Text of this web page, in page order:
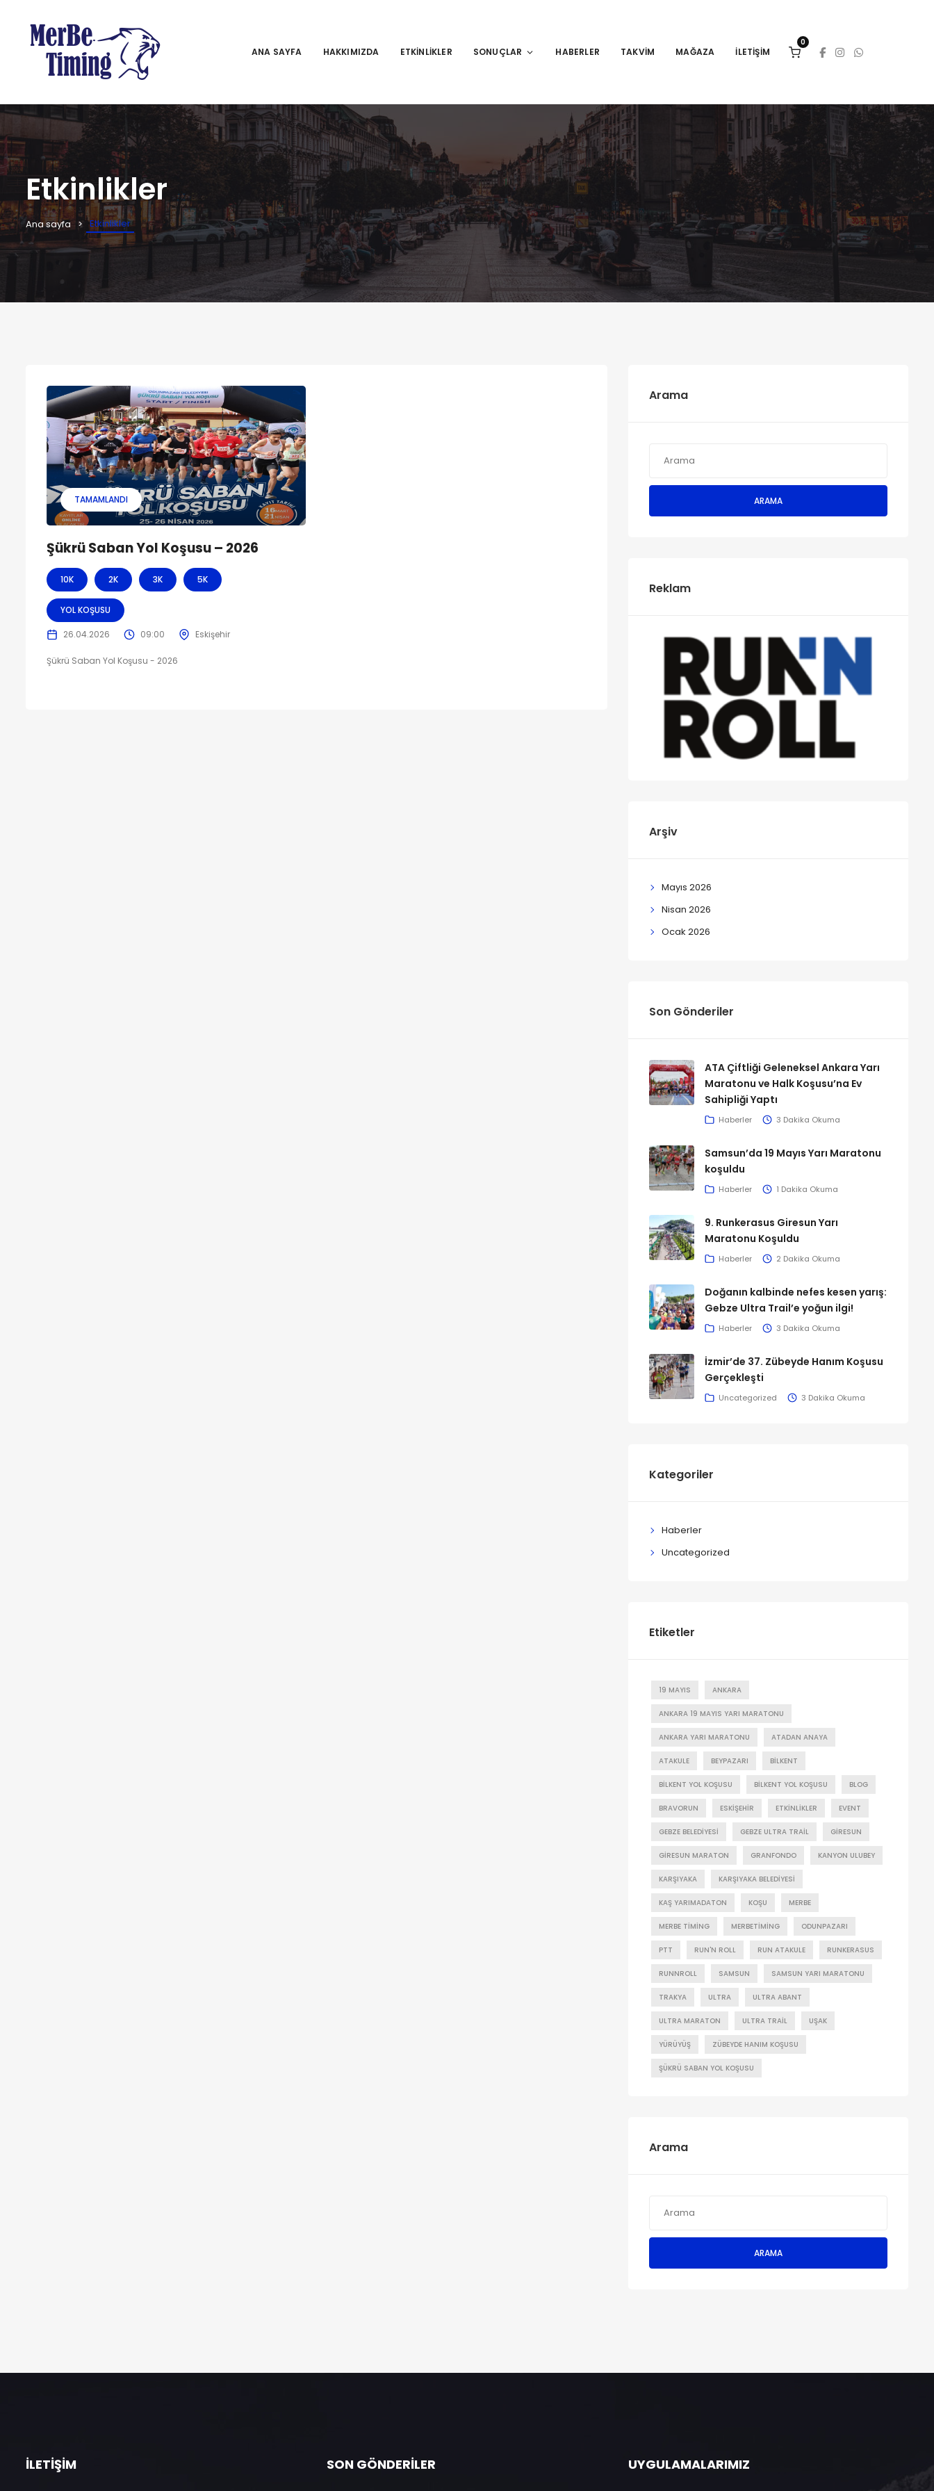
ANA SAYFA HAKKIMIZDA ETKINLIKLER SONUÇLAR HABERLER TAKVIM MAĞAZA İLETIŞIM
0
Etkinlikler
Ana sayfa Etkinlikler
TAMAMLANDI
Şükrü Saban Yol Koşusu – 2026
10K 2K 3K 5K
YOL KOŞUSU
26.04.2026 09:00 Eskişehir
Şükrü Saban Yol Koşusu - 2026
Arama
ARAMA
Reklam
Arşiv
Mayıs 2026
Nisan 2026
Ocak 2026
Son Gönderiler
ATA Çiftliği Geleneksel Ankara Yarı
Maratonu ve Halk Koşusu’na Ev
Sahipliği Yaptı
Haberler 3 Dakika Okuma
Samsun’da 19 Mayıs Yarı Maratonu
koşuldu
Haberler 1 Dakika Okuma
9. Runkerasus Giresun Yarı
Maratonu Koşuldu
Haberler 2 Dakika Okuma
Doğanın kalbinde nefes kesen yarış:
Gebze Ultra Trail’e yoğun ilgi!
Haberler 3 Dakika Okuma
İzmir’de 37. Zübeyde Hanım Koşusu
Gerçekleşti
Uncategorized 3 Dakika Okuma
Kategoriler
Haberler
Uncategorized
Etiketler
19 MAYIS ANKARA
ANKARA 19 MAYIS YARI MARATONU
ANKARA YARI MARATONU ATADAN ANAYA
ATAKULE BEYPAZARI BILKENT
BILKENT YOL KOŞUSU BILKENT YOL KOŞUSU BLOG
BRAVORUN ESKIŞEHIR ETKINLIKLER EVENT
GEBZE BELEDIYESI GEBZE ULTRA TRAIL GIRESUN
GIRESUN MARATON GRANFONDO KANYON ULUBEY
KARŞIYAKA KARŞIYAKA BELEDIYESI
KAŞ YARIMADATON KOŞU MERBE
MERBE TIMING MERBETIMING ODUNPAZARI
PTT RUN'N ROLL RUN ATAKULE RUNKERASUS
RUNNROLL SAMSUN SAMSUN YARI MARATONU
TRAKYA ULTRA ULTRA ABANT
ULTRA MARATON ULTRA TRAIL UŞAK
YÜRÜYÜŞ ZÜBEYDE HANIM KOŞUSU
ŞÜKRÜ SABAN YOL KOŞUSU
Arama
ARAMA
İLETIŞIM SON GÖNDERILER UYGULAMALARIMIZ